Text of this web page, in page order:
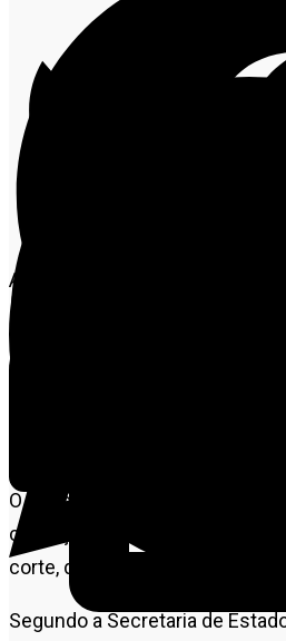
Até o dia 1º de abril está
sustentável em Mato Grosso. A
proteger o solo dos impactos
O período proibitivo, que ocorre
começou no dia 1º de
corte, derrubada, arraste ou
Segundo a Secretaria de